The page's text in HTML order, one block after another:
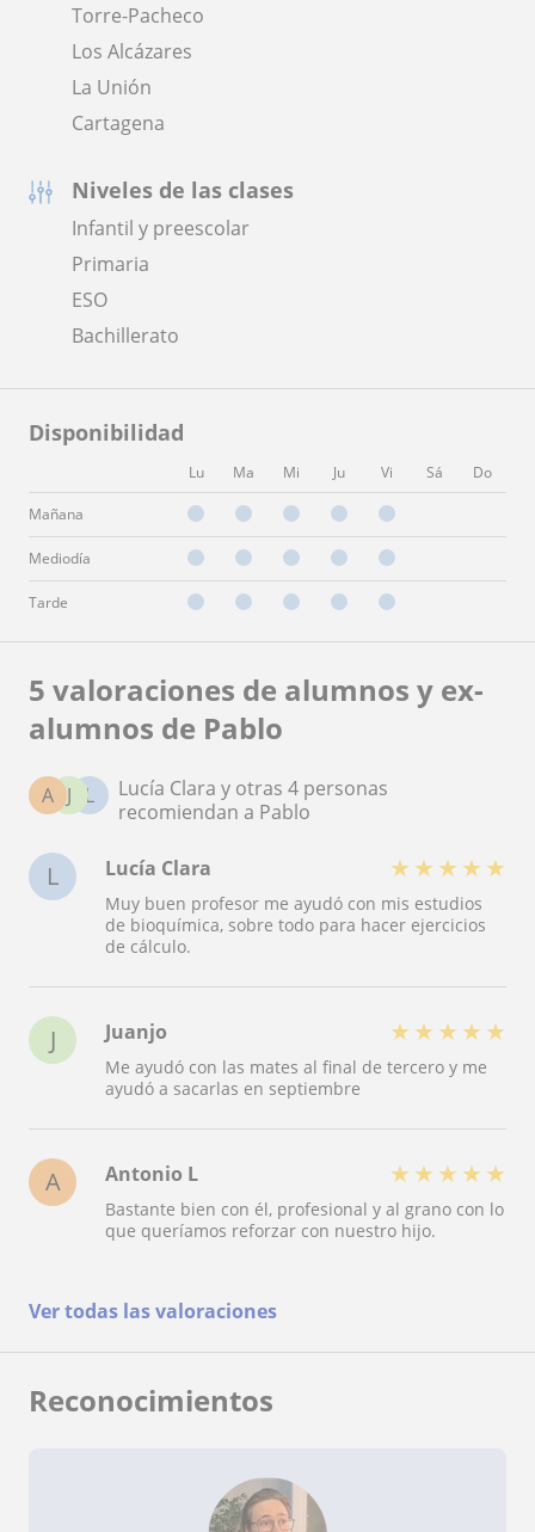
Torre-Pacheco
Los Alcázares
La Unión
Cartagena
Niveles de las clases
Infantil y preescolar
Primaria
ESO
Bachillerato
Disponibilidad
Lu Ma Mi Ju Vi Sá Do
Mañana
Mediodía
Tarde
5 valoraciones de alumnos y ex-
alumnos de Pablo
L
J
A
Lucía Clara y otras 4 personas
recomiendan a Pablo
L Lucía Clara ★ ★ ★ ★ ★
Muy buen profesor me ayudó con mis estudios
de bioquímica, sobre todo para hacer ejercicios
de cálculo.
J Juanjo ★ ★ ★ ★ ★
Me ayudó con las mates al final de tercero y me
ayudó a sacarlas en septiembre
A Antonio L ★ ★ ★ ★ ★
Bastante bien con él, profesional y al grano con lo
que queríamos reforzar con nuestro hijo.
Ver todas las valoraciones
Reconocimientos